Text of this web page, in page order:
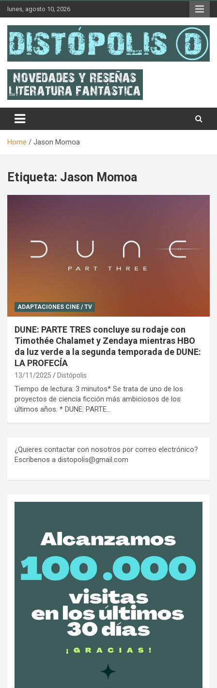
Skip
content
lunes, agosto 10, 2026
Distópolis
Home Jason Momoa
Etiqueta: Jason Momoa
ADAPTACIONES CINE / TV
DUNE: PARTE TRES concluye su rodaje con
Timothée Chalamet y Zendaya mientras HBO
da luz verde a la segunda temporada de DUNE:
LA PROFECÍA
13/11/2025 Distópolis
Tiempo de lectura: 3 minutos* Se trata de uno de los
proyectos de ciencia ficción más ambiciosos de los
últimos años. * DUNE: PARTE…
¿Quieres contactar con nosotros por correo electrónico?
Escríbenos a distopolis@gmail.com